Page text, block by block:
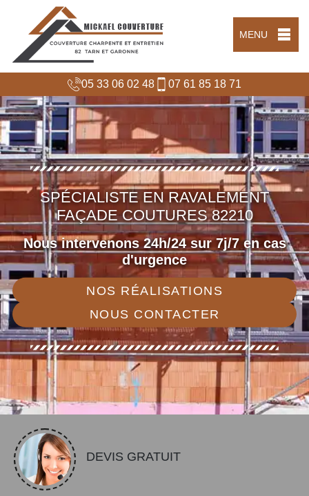
MENU
05 33 06 02 48 07 61 85 18 71
SPÉCIALISTE EN RAVALEMENT
FAÇADE COUTURES 82210
Nous intervenons 24h/24 sur 7j/7 en cas
d'urgence
NOS RÉALISATIONS
NOUS CONTACTER
DEVIS GRATUIT